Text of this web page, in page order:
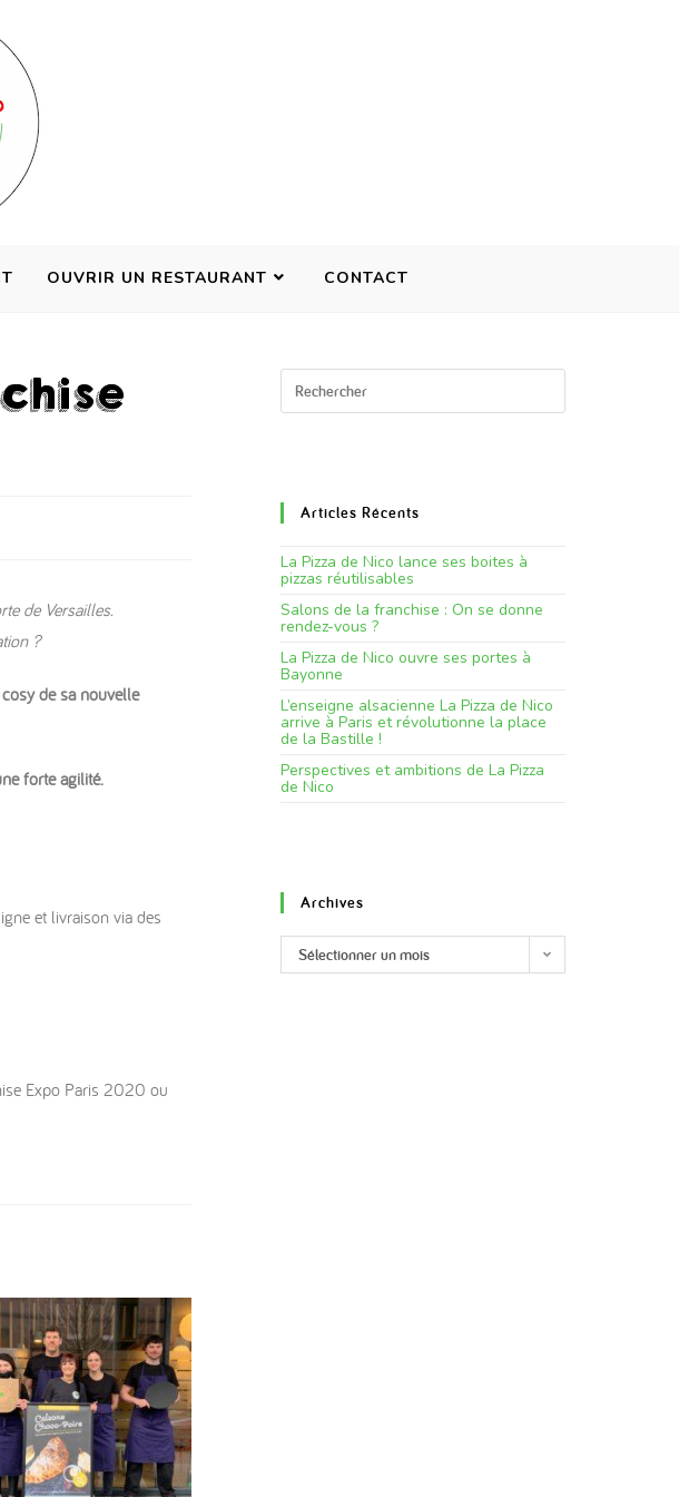
OUVRIR UN RESTAURANT CONTACT
de Versailles.
?
de sa nouvelle
forte agilité.
et livraison via des
Expo Paris 2020 ou
Articles Récents
La Pizza de Nico lance ses boites à
pizzas réutilisables
Salons de la franchise : On se donne
rendez-vous ?
La Pizza de Nico ouvre ses portes à
Bayonne
L’enseigne alsacienne La Pizza de Nico
arrive à Paris et révolutionne la place
de la Bastille !
Perspectives et ambitions de La Pizza
de Nico
Archives
Sélectionner un mois